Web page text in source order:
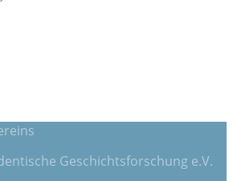
Geschichtsforschung e.V.